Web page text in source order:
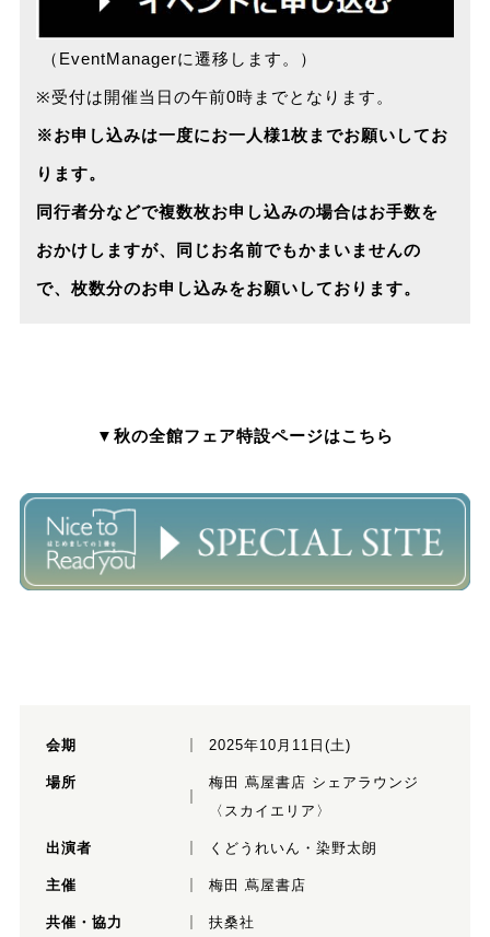
（EventManagerに遷移します。）
※受付は開催当日の午前0時までとなります。
※お申し込みは一度にお一人様1枚までお願いしてお
ります。
同行者分などで複数枚お申し込みの場合はお手数を
おかけしますが、同じお名前でもかまいませんの
で、枚数分のお申し込みをお願いしております。
▼秋の全館フェア特設ページはこちら
会期 2025年10月11日(土)
場所
梅田 蔦屋書店 シェアラウンジ
〈スカイエリア〉
出演者 くどうれいん・染野太朗
主催 梅田 蔦屋書店
共催・協力 扶桑社